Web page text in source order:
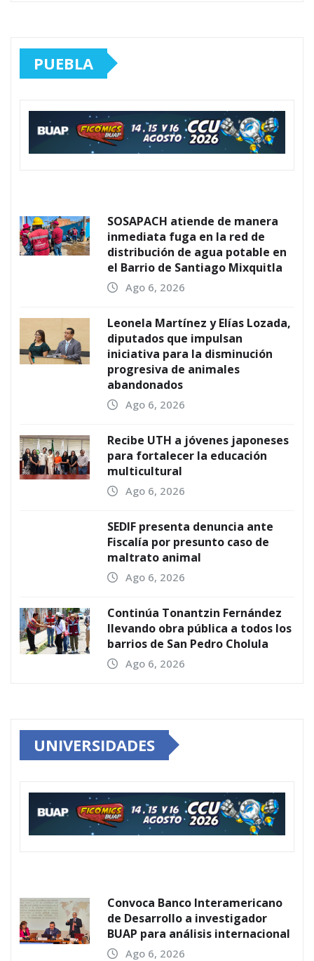
PUEBLA
SOSAPACH atiende de manera
inmediata fuga en la red de
distribución de agua potable en
el Barrio de Santiago Mixquitla
Ago 6, 2026
Leonela Martínez y Elías Lozada,
diputados que impulsan
iniciativa para la disminución
progresiva de animales
abandonados
Ago 6, 2026
Recibe UTH a jóvenes japoneses
para fortalecer la educación
multicultural
Ago 6, 2026
SEDIF presenta denuncia ante
Fiscalía por presunto caso de
maltrato animal
Ago 6, 2026
Continúa Tonantzin Fernández
llevando obra pública a todos los
barrios de San Pedro Cholula
Ago 6, 2026
UNIVERSIDADES
Convoca Banco Interamericano
de Desarrollo a investigador
BUAP para análisis internacional
Ago 6, 2026